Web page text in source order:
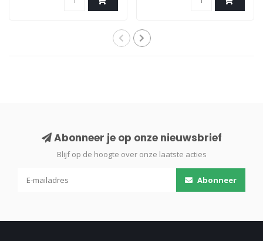
Abonneer je op onze nieuwsbrief
Blijf op de hoogte over onze laatste acties
Abonneer